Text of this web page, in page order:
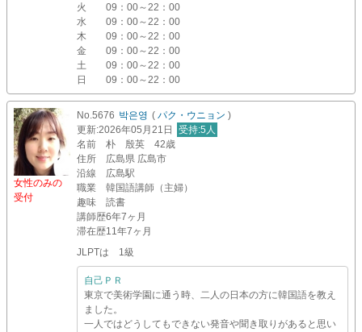
火
09：00～22：00
水
09：00～22：00
木
09：00～22：00
金
09：00～22：00
土
09：00～22：00
日
09：00～22：00
女性のみの
受付
No.5676 박은영 ( パク・ウニョン )
更新:2026年05月21日 受持:5人
名前
朴 殷英 42歳
住所
広島県 広島市
沿線
広島駅
職業
韓国語講師（主婦）
趣味
読書
講師歴6年7ヶ月
滞在歴11年7ヶ月
JLPTは 1級
自己ＰＲ
東京で美術学園に通う時、二人の日本の方に韓国語を教え
ました。
一人ではどうしてもできない発音や聞き取りがあると思い